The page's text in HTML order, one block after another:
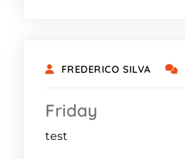
FREDERICO SILVA
Friday
test